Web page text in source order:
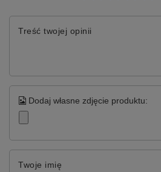
Treść twojej opinii
Dodaj własne zdjęcie produktu:
Twoje imię